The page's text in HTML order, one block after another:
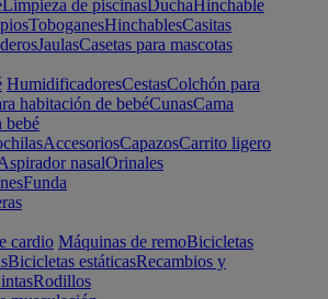
Limpieza de piscinasDuchaHinchable
ToboganesHinchablesCasitas
JaulasCasetas para mascotas
HumidificadoresCestasColchón para
habitación de bebéCunasCama
bebé
AccesoriosCapazosCarrito ligero
nasalOrinales
Funda
cardio Máquinas de remoBicicletas
Bicicletas estáticasRecambios y
Rodillos